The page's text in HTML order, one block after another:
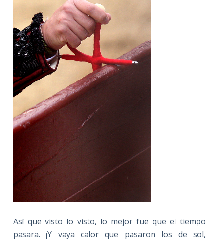
Así que visto lo visto, lo mejor fue que el tiempo
pasara. ¡Y vaya calor que pasaron los de sol,